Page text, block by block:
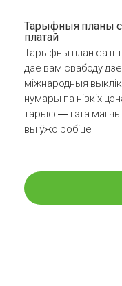
Тарыфныя планы
платай
Тарыфны план са
дае вам свабоду
міжнародныя
нумары па нізкіх
тарыф — гэта
вы ўжо робіце